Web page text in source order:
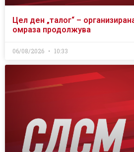
Цел ден „талог“ –
омраза продолжува
06/08/2026 10:33